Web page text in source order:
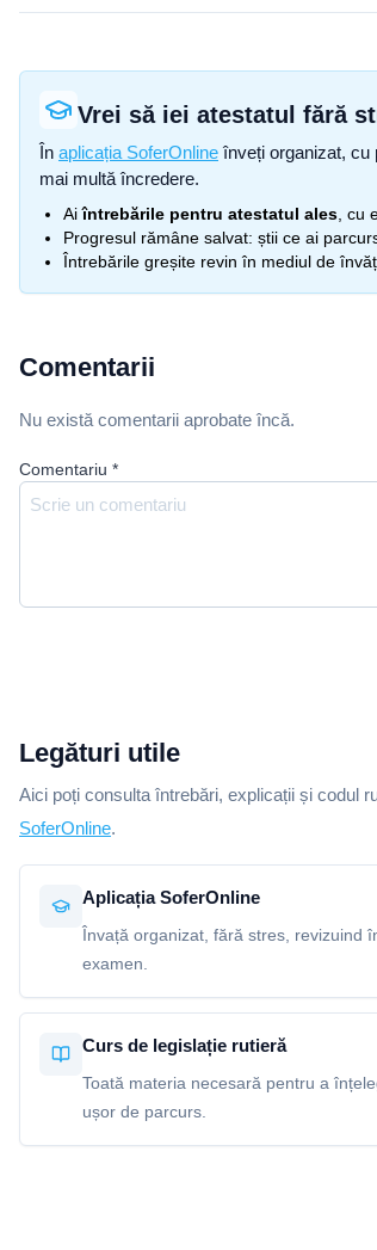
Vrei să iei atestatul fără
În aplicația SoferOnline înveți organizat, cu
mai multă încredere.
Aiîntrebările pentru atestatul ales , cu
Progresul rămâne salvat: știi ce ai
Întrebările greșite revin în mediul de
Comentarii
Nu există comentarii aprobate încă.
Comentariu *
Legături utile
Aici poți consulta întrebări, explicații și codul
SoferOnline.
Aplicația SoferOnline
Învață organizat, fără stres, revizuind
examen.
Curs de legislație rutieră
Toată materia necesară pentru a
ușor de parcurs.